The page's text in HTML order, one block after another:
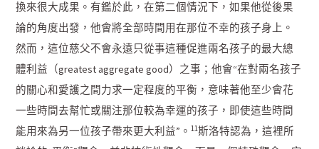
換來很大成果。有鑑於此，在第二個情況下，如果他從後果
論的角度出發，他會將全部時間用在那位不幸的孩子身上。
然而，這位慈父不會永遠只從事這種促進兩名孩子的最大總
體利益（greatest aggregate good）之事；他會“在對兩名孩子
的關心和愛護之間力求一定程度的平衡，意味著他至少會花
一些時間去幫忙或關注那位較為幸運的孩子，即使這些時間
能用來為另一位孩子帶來更大利益”。11斯洛特認為，這裡所